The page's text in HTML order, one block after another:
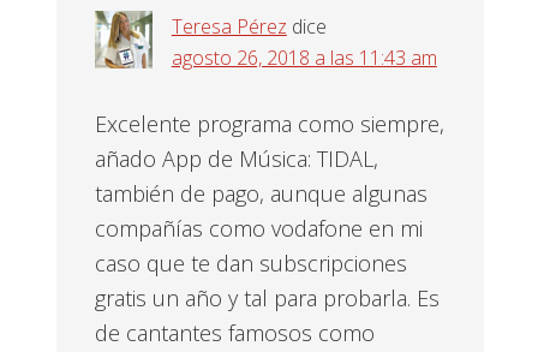
los
lectores
Teresa Pérez dice
agosto 26, 2018 a las 11:43 am
Excelente programa como siempre,
añado App de Música: TIDAL,
también de pago, aunque algunas
compañías como vodafone en mi
caso que te dan subscripciones
gratis un año y tal para probarla. Es
de cantantes famosos como